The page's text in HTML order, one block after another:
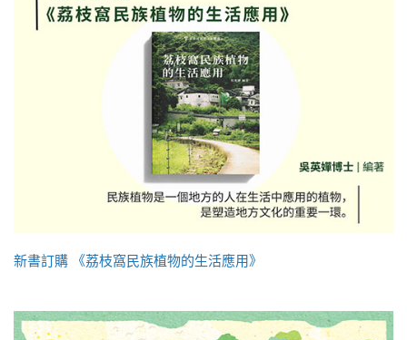
新書訂購 《荔枝窩民族植物的生活應用》